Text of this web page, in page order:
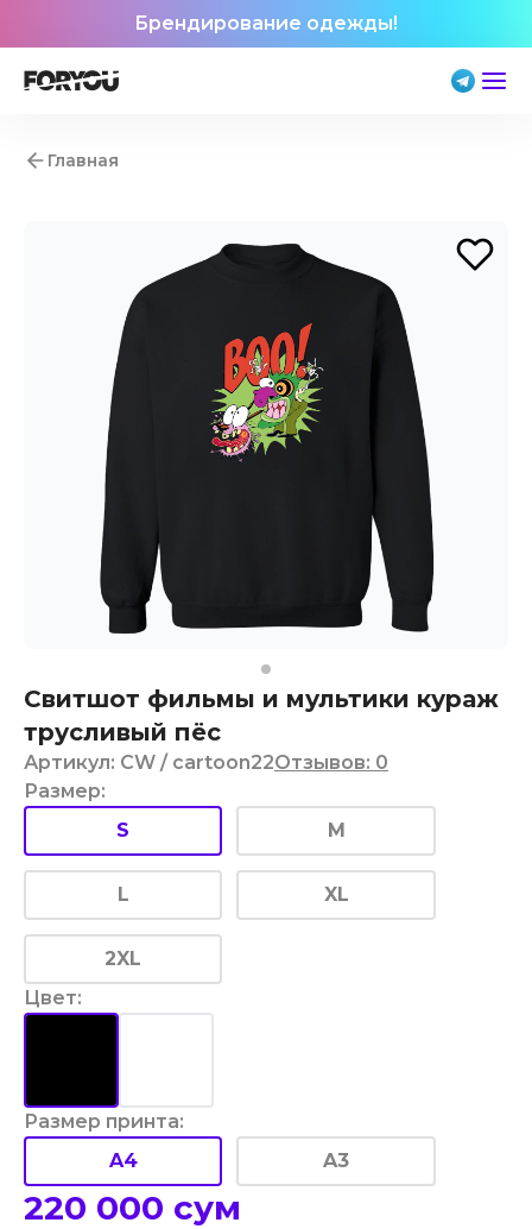
Брендирование одежды!
Главная
Свитшот фильмы и мультики кураж
трусливый пёс
Артикул: CW / cartoon22Отзывов: 0
Размер:
S
M
L XL
2XL
Цвет:
Размер принта:
A4
A3
220 000 сум